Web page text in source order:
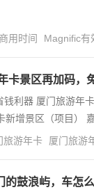
用时间 Magnific有
卡景区再加码，
钱利器 厦门旅游年
增景区（项目）
旅游年卡 厦门旅游
鼓浪屿，车怎